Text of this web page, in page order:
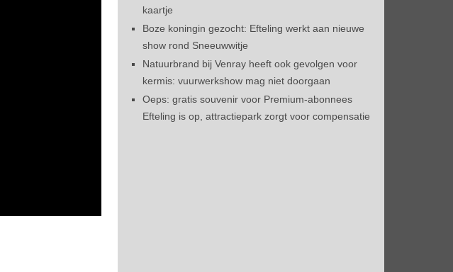
kaartje
Boze koningin gezocht: Efteling werkt aan nieuwe
show rond Sneeuwwitje
Natuurbrand bij Venray heeft ook gevolgen voor
kermis: vuurwerkshow mag niet doorgaan
Oeps: gratis souvenir voor Premium-abonnees
Efteling is op, attractiepark zorgt voor compensatie